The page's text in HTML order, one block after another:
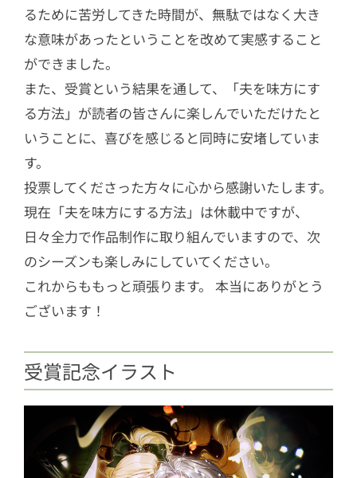
るために苦労してきた時間が、無駄ではなく大き
な意味があったということを改めて実感すること
ができました。
また、受賞という結果を通して、「夫を味方にす
る方法」が読者の皆さんに楽しんでいただけたと
いうことに、喜びを感じると同時に安堵していま
す。
投票してくださった方々に心から感謝いたします。
現在「夫を味方にする方法」は休載中ですが、
日々全力で作品制作に取り組んでいますので、次
のシーズンも楽しみにしていてください。
これからももっと頑張ります。 本当にありがとう
ございます！
受賞記念イラスト